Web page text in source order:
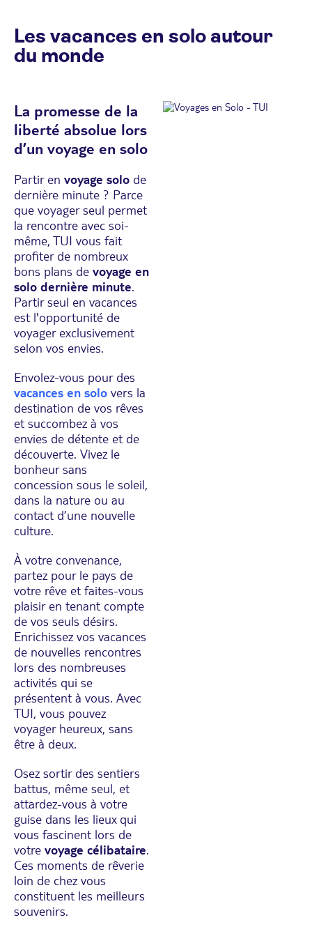
Les vacances en solo autour
du monde
La promesse de la
liberté absolue lors
d’un voyage en solo
Partir en voyage solo de
dernière minute ? Parce
que voyager seul permet
la rencontre avec soi-
même, TUI vous fait
profiter de nombreux
bons plans de voyage en
solo dernière minute.
Partir seul en vacances
est l'opportunité de
voyager exclusivement
selon vos envies.
Envolez-vous pour des
vacances en solo vers la
destination de vos rêves
et succombez à vos
envies de détente et de
découverte. Vivez le
bonheur sans
concession sous le soleil,
dans la nature ou au
contact d’une nouvelle
culture.
À votre convenance,
partez pour le pays de
votre rêve et faites-vous
plaisir en tenant compte
de vos seuls désirs.
Enrichissez vos vacances
de nouvelles rencontres
lors des nombreuses
activités qui se
présentent à vous. Avec
TUI, vous pouvez
voyager heureux, sans
être à deux.
Osez sortir des sentiers
battus, même seul, et
attardez-vous à votre
guise dans les lieux qui
vous fascinent lors de
votre voyage célibataire.
Ces moments de rêverie
loin de chez vous
constituent les meilleurs
souvenirs.